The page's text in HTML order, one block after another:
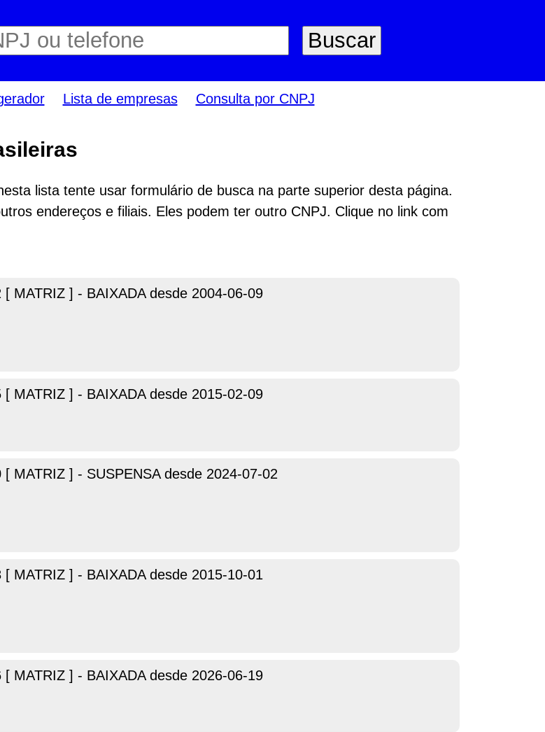
Lista de empresas Consulta por CNPJ
lista tente usar formulário de busca na parte superior desta página.
endereços e filiais. Eles podem ter outro CNPJ. Clique no link com
[ MATRIZ ] - BAIXADA desde 2004-06-09
[ MATRIZ ] - BAIXADA desde 2015-02-09
[ MATRIZ ] - SUSPENSA desde 2024-07-02
[ MATRIZ ] - BAIXADA desde 2015-10-01
[ MATRIZ ] - BAIXADA desde 2026-06-19